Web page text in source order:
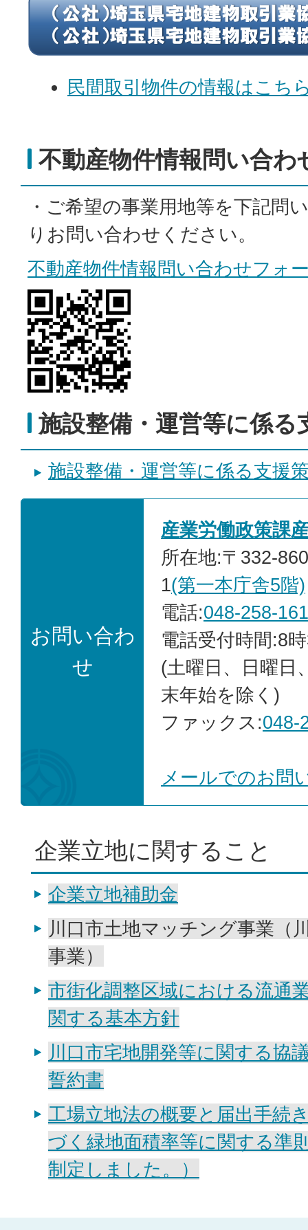
民間取引物件の情報はこち
不動産物件情報問い合わ
・ご希望の事業用地等を下記問
りお問い合わせください。
不動産物件情報問い合わせフォ
施設整備・運営等に係る
施設整備・運営等に係る支援
お問い合わ
せ
産業労働政策課
所在地:〒332-
1(第一本庁舎5階)
電話:048-258-
電話受付時間:8
(土曜日、日曜日
末年始を除く)
ファックス:048-
メールでのお問
企業立地に関すること
企業立地補助金
川口市土地マッチング事業（
事業）
市街化調整区域における流通
関する基本方針
川口市宅地開発等に関する協
誓約書
工場立地法の概要と届出手続
づく緑地面積率等に関する準
制定しました。）